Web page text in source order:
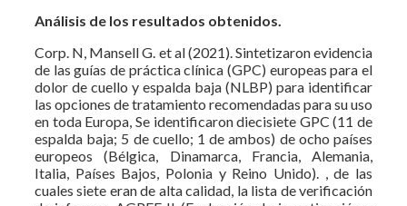
Análisis de los resultados obtenidos.
Corp. N, Mansell G. et al (2021). Sintetizaron evidencia
de las guías de práctica clínica (GPC) europeas para el
dolor de cuello y espalda baja (NLBP) para identificar
las opciones de tratamiento recomendadas para su uso
en toda Europa, Se identificaron diecisiete GPC (11 de
espalda baja; 5 de cuello; 1 de ambos) de ocho países
europeos (Bélgica, Dinamarca, Francia, Alemania,
Italia, Países Bajos, Polonia y Reino Unido). , de las
cuales siete eran de alta calidad, la lista de verificación